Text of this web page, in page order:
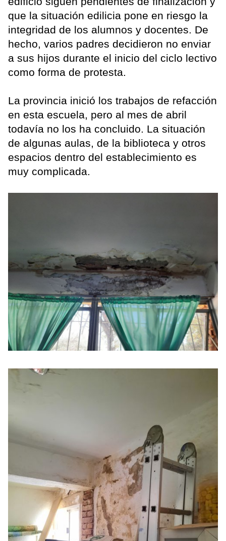
que la situación edilicia pone en riesgo la
integridad de los alumnos y docentes. De
hecho, varios padres decidieron no enviar
a sus hijos durante el inicio del ciclo lectivo
como forma de protesta.
La provincia inició los trabajos de refacción
en esta escuela, pero al mes de abril
todavía no los ha concluido. La situación
de algunas aulas, de la biblioteca y otros
espacios dentro del establecimiento es
muy complicada.